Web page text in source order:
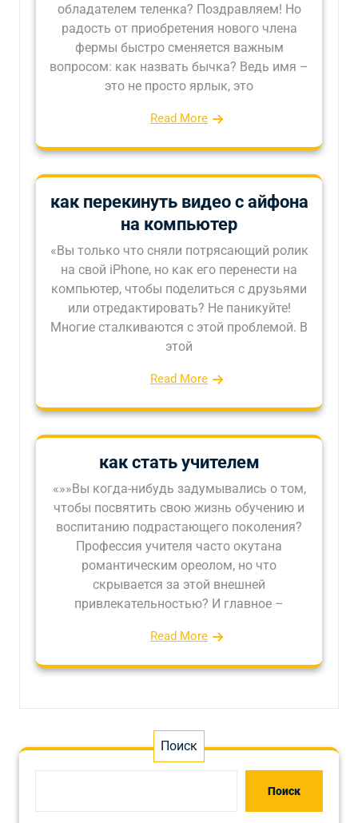
обладателем теленка? Поздравляем! Но
радость от приобретения нового члена
фермы быстро сменяется важным
вопросом: как назвать бычка? Ведь имя –
это не просто ярлык, это
Read More
как перекинуть видео с айфона
на компьютер
«Вы только что сняли потрясающий ролик
на свой iPhone, но как его перенести на
компьютер, чтобы поделиться с друзьями
или отредактировать? Не паникуйте!
Многие сталкиваются с этой проблемой. В
этой
Read More
как стать учителем
«»»Вы когда-нибудь задумывались о том,
чтобы посвятить свою жизнь обучению и
воспитанию подрастающего поколения?
Профессия учителя часто окутана
романтическим ореолом, но что
скрывается за этой внешней
привлекательностью? И главное –
Read More
Поиск
Поиск